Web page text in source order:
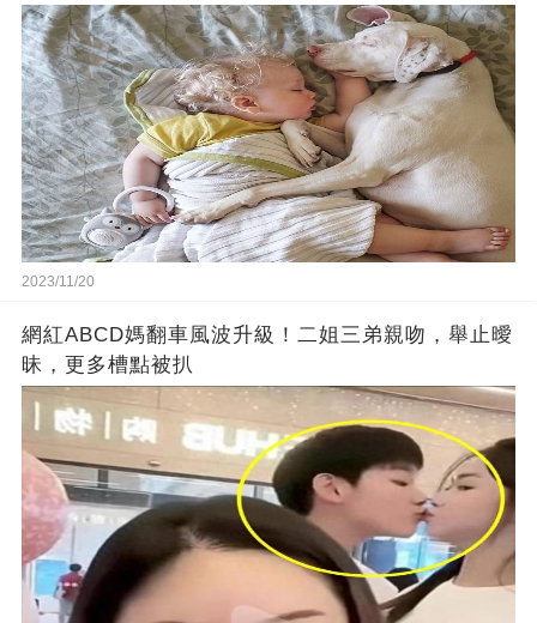
2023/11/20
網紅ABCD媽翻車風波升級！二姐三弟親吻，舉止曖
昧，更多槽點被扒